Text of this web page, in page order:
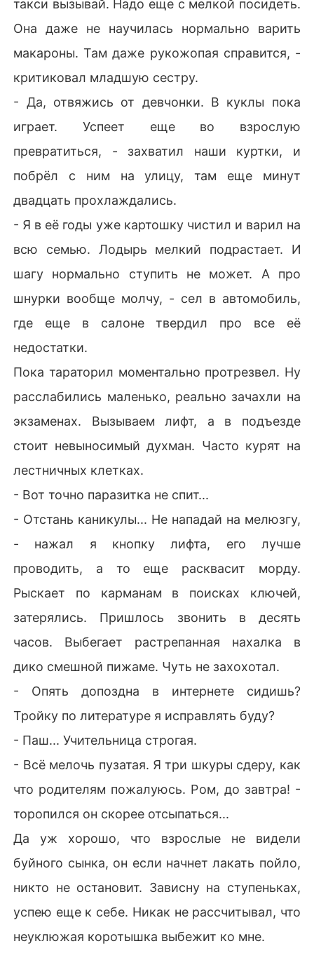
такси вызывай. Надо еще с мелкой посидеть.
Она даже не научилась нормально варить
макароны. Там даже рукожопая справится, -
критиковал младшую сестру.
- Да, отвяжись от девчонки. В куклы пока
играет. Успеет еще во взрослую
превратиться, - захватил наши куртки, и
побрёл с ним на улицу, там еще минут
двадцать прохлаждались.
- Я в её годы уже картошку чистил и варил на
всю семью. Лодырь мелкий подрастает. И
шагу нормально ступить не может. А про
шнурки вообще молчу, - сел в автомобиль,
где еще в салоне твердил про все её
недостатки.
Пока тараторил моментально протрезвел. Ну
расслабились маленько, реально зачахли на
экзаменах. Вызываем лифт, а в подъезде
стоит невыносимый духман. Часто курят на
лестничных клетках.
- Вот точно паразитка не спит...
- Отстань каникулы... Не нападай на мелюзгу,
- нажал я кнопку лифта, его лучше
проводить, а то еще расквасит морду.
Рыскает по карманам в поисках ключей,
затерялись. Пришлось звонить в десять
часов. Выбегает растрепанная нахалка в
дико смешной пижаме. Чуть не захохотал.
- Опять допоздна в интернете сидишь?
Тройку по литературе я исправлять буду?
- Паш... Учительница строгая.
- Всё мелочь пузатая. Я три шкуры сдеру, как
что родителям пожалуюсь. Ром, до завтра! -
торопился он скорее отсыпаться...
Да уж хорошо, что взрослые не видели
буйного сынка, он если начнет лакать пойло,
никто не остановит. Зависну на ступеньках,
успею еще к себе. Никак не рассчитывал, что
неуклюжая коротышка выбежит ко мне.